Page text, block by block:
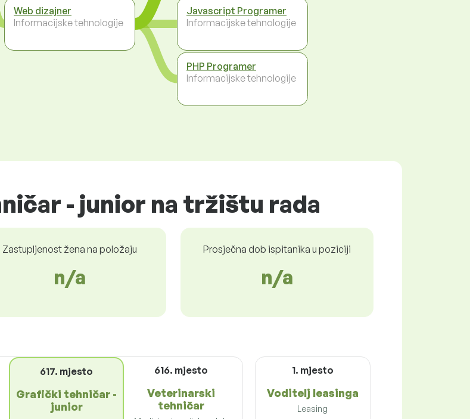
Web dizajner
Informacijske tehnologije
Javascript Programer
Informacijske tehnologije
PHP Programer
Informacijske tehnologije
- junior na tržištu rada
Zastupljenost žena na položaju
n/a
Prosječna dob ispitanika u poziciji
n/a
617. mjesto
Grafički tehničar -
junior
616. mjesto
Veterinarski
tehničar
1. mjesto
Voditelj leasinga
Leasing